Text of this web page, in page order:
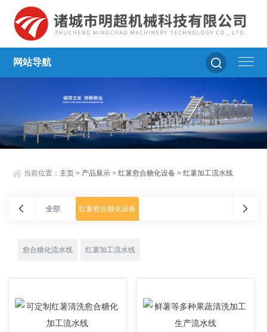
网站导航
当前位置： 主页 > 产品展示 >红薯愈合糖化设备 >红薯加工流水线
全部 红薯愈合糖化设备
愈合糖化流水线 红薯加工流水线